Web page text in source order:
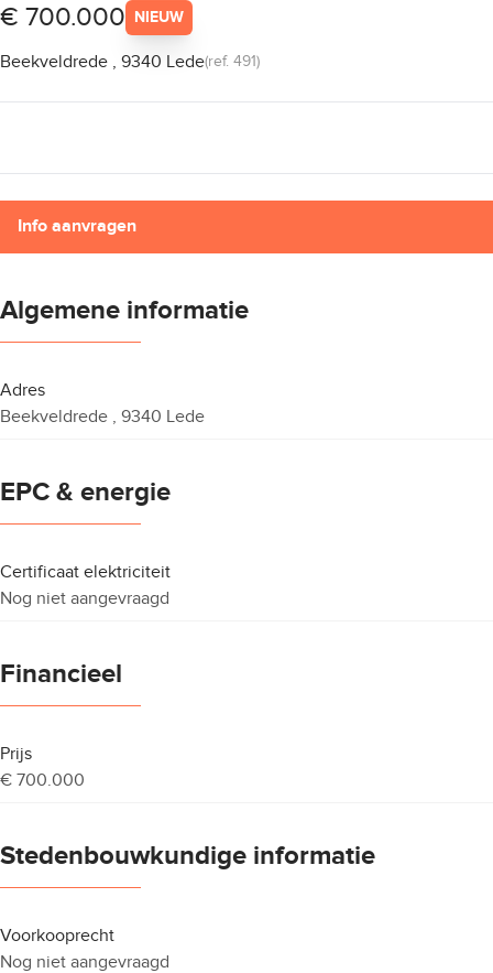
€ 700.000 NIEUW
Beekveldrede , 9340 Lede(ref. 491)
Info aanvragen
Algemene informatie
Adres
Beekveldrede , 9340 Lede
EPC & energie
Certificaat elektriciteit
Nog niet aangevraagd
Financieel
Prijs
€ 700.000
Stedenbouwkundige informatie
Voorkooprecht
Nog niet aangevraagd